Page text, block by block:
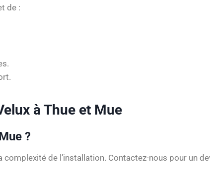
de :
à Thue et Mue
?
de l’installation. Contactez-nous pour un